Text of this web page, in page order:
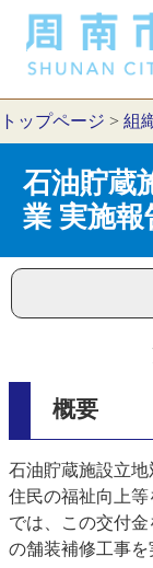
トップページ > 組
石油貯蔵
業 実施報
概要
石油貯蔵施設立
住民の福祉向上
では、この交付
の舗装補修工事を